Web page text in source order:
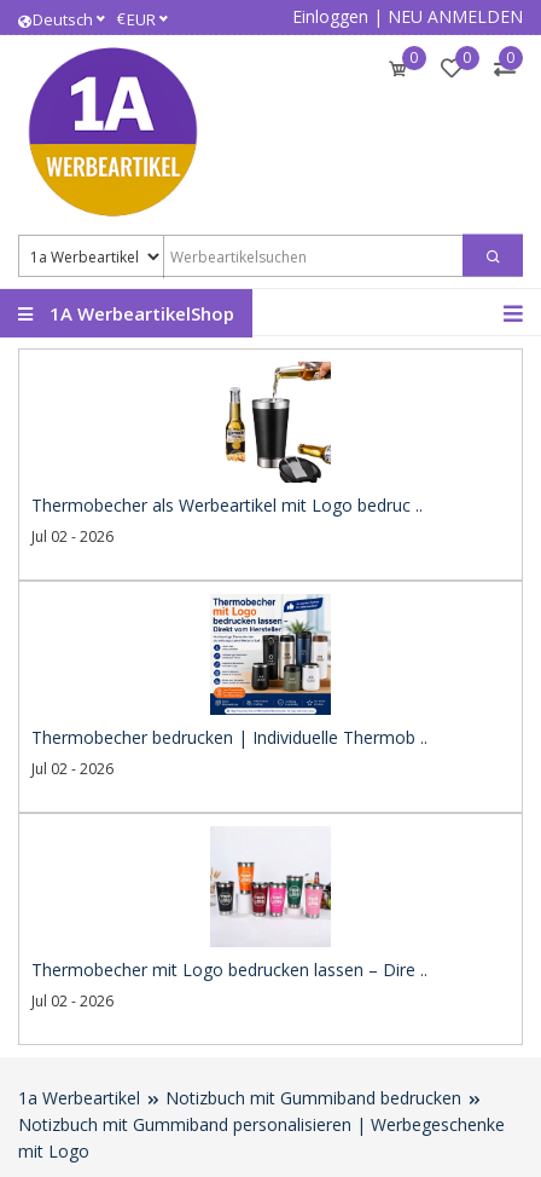
Deutsch €EUR Einloggen | NEU ANMELDEN
0 0 0
1A WerbeartikelShop
Thermobecher als Werbeartikel mit Logo bedruc ..
Jul 02 - 2026
Thermobecher bedrucken | Individuelle Thermob ..
Jul 02 - 2026
Thermobecher mit Logo bedrucken lassen – Dire ..
Jul 02 - 2026
1a Werbeartikel
Notizbuch mit Gummiband bedrucken
Notizbuch mit Gummiband personalisieren | Werbegeschenke
mit Logo